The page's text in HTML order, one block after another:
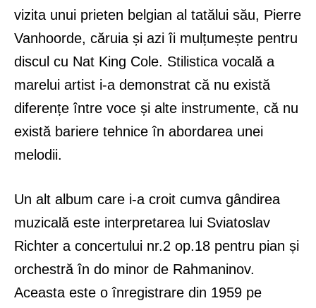
vizita unui prieten belgian al tatălui său, Pierre
Vanhoorde, căruia și azi îi mulțumește pentru
discul cu Nat King Cole. Stilistica vocală a
marelui artist i-a demonstrat că nu există
diferențe între voce și alte instrumente, că nu
există bariere tehnice în abordarea unei
melodii.
Un alt album care i-a croit cumva gândirea
muzicală este interpretarea lui Sviatoslav
Richter a concertului nr.2 op.18 pentru pian și
orchestră în do minor de Rahmaninov.
Aceasta este o înregistrare din 1959 pe